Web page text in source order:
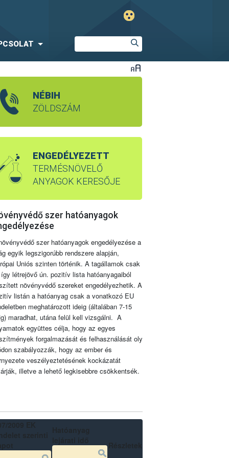
NÉBIH
ZÖLDSZÁM
ENGEDÉLYEZETT
TERMÉSNÖVELŐ
ANYAGOK KERESŐJE
szer hatóanyagok
szer hatóanyagok engedélyezése a
egyik legszigorúbb rendszere alapján,
Uniós szinten történik. A tagállamok csak
létrejövő ún. pozitív lista hatóanyagaiból
növényvédő szereket engedélyezhetik. A
listán a hatóanyag csak a vonatkozó EU
meghatározott ideig (általában 7-15
maradhat, utána felül kell vizsgálni. A
együttes célja, hogy az egyes
forgalmazását és felhasználását oly
szabályozzák, hogy az ember és
veszélyeztetésének kockázatát
illetve a lehető legkisebbre csökkentsék.